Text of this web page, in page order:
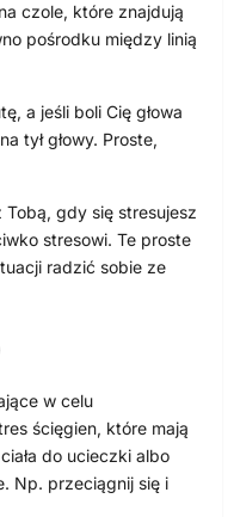
czole, które znajdują
pośrodku między linią
a jeśli boli Cię głowa
tył głowy. Proste,
gdy się stresujesz
stresowi. Te proste
radzić sobie ze
w celu
ścięgien, które mają
do ucieczki albo
Np. przeciągnij się i